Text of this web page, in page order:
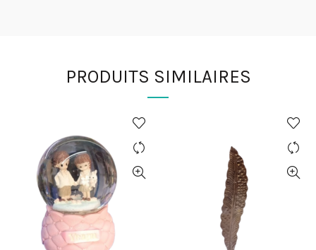
PRODUITS SIMILAIRES